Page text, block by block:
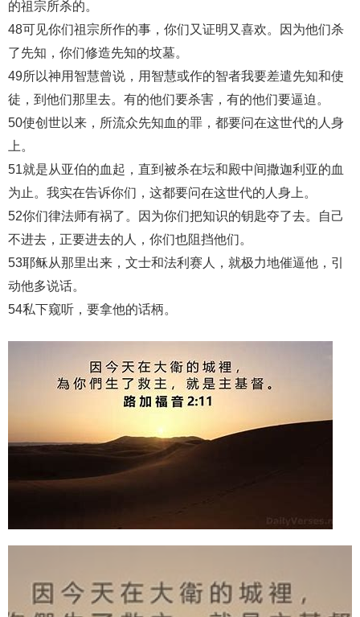
的祖宗所杀的。
48可见你们祖宗所作的事，你们又证明又喜欢。因为他们杀
了先知，你们修造先知的坟墓。
49所以神用智慧曾说，用智慧或作的智者我要差遣先知和使
徒，到他们那里去。有的他们要杀害，有的他们要逼迫。
50使创世以来，所流众先知血的罪，都要问在这世代的人身
上。
51就是从亚伯的血起，直到被杀在坛和殿中间撒迦利亚的血
为止。我实在告诉你们，这都要问在这世代的人身上。
52你们律法师有祸了。因为你们把知识的钥匙夺了去。自己
不进去，正要进去的人，你们也阻挡他们。
53耶稣从那里出来，文士和法利赛人，就极力地催逼他，引
动他多说话。
54私下窥听，要拿他的话柄。